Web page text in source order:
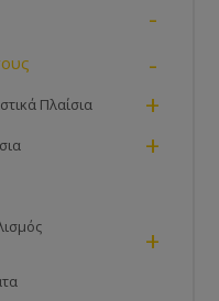
-
-
Πλαίσια +
+
+